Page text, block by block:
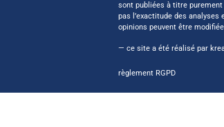
sont publiées à titre
pas l’exactitude des analyses
opinions peuvent être
— ce site a été réalisé par
règlement RGPD